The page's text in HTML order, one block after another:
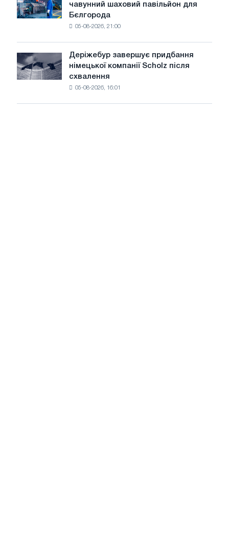
потрясінь:
Glencore
завод
виготовив
для
Бєлгорода
чавунний шаховий павільйон для
Бєлгорода
05-08-2026, 21:00
Деріжебур
завершує
придбання
Деріжебур завершує придбання
німецької компанії Scholz після
схвалення
05-08-2026, 16:01